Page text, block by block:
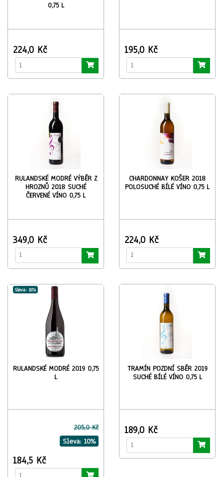
0,75 L
224,0 Kč 195,0 Kč
RULANDSKÉ MODRÉ VÝBĚR Z
HROZNŮ 2018 SUCHÉ
ČERVENÉ VÍNO 0,75 L
349,0 Kč
CHARDONNAY KOŠER 2018
POLOSUCHÉ BÍLÉ VÍNO 0,75 L
224,0 Kč
Sleva: 10%
RULANDSKÉ MODRÉ 2019 0,75
L
205,0 Kč
Sleva: 10%
184,5 Kč
TRAMÍN POZDNÍ SBĚR 2019
SUCHÉ BÍLÉ VÍNO 0,75 L
189,0 Kč